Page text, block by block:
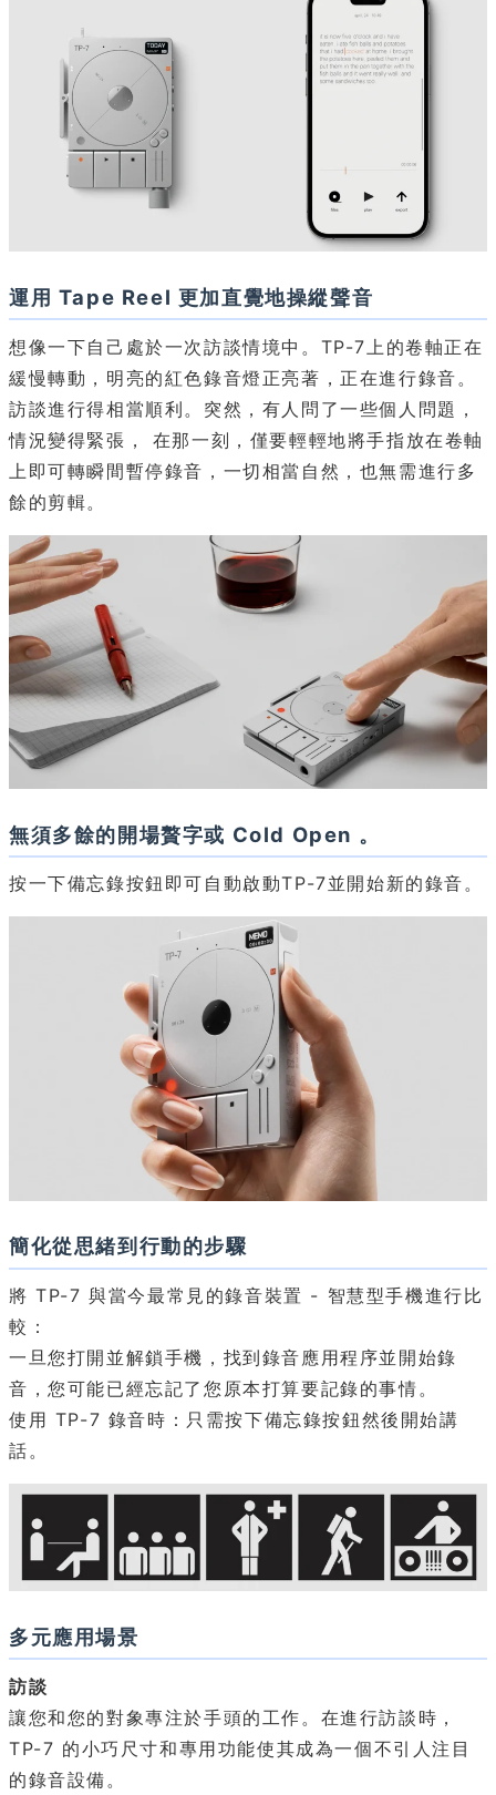
運用 Tape Reel 更加直覺地操縱聲音
想像一下自己處於一次訪談情境中。TP-7上的卷軸正在
緩慢轉動，明亮的紅色錄音燈正亮著，正在進行錄音。
訪談進行得相當順利。突然，有人問了一些個人問題，
情況變得緊張， 在那一刻，僅要輕輕地將手指放在卷軸
上即可轉瞬間暫停錄音，一切相當自然，也無需進行多
餘的剪輯。
無須多餘的開場贅字或 Cold Open 。
按一下備忘錄按鈕即可自動啟動TP-7並開始新的錄音。
簡化從思緒到行動的步驟
將 TP-7 與當今最常見的錄音裝置 - 智慧型手機進行比
較：
一旦您打開並解鎖手機，找到錄音應用程序並開始錄
音，您可能已經忘記了您原本打算要記錄的事情。
使用 TP-7 錄音時：只需按下備忘錄按鈕然後開始講
話。
多元應用場景
訪談
讓您和您的對象專注於手頭的工作。在進行訪談時，
TP-7 的小巧尺寸和專用功能使其成為一個不引人注目
的錄音設備。